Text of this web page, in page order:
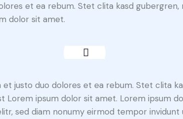
et ea rebum. Stet clita kasd gubergren,
dolor sit amet.
justo duo dolores et ea rebum. Stet clita
Lorem ipsum dolor sit amet. Lorem ipsum
sed diam nonumy eirmod tempor